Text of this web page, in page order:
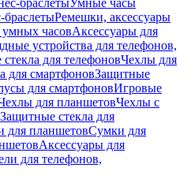
браслетыУмные часы
Ремешки, аксессуары
часовАксессуары для
устройства для телефонов,
для телефоновЧехлы для
для смартфоновЗащитные
для смартфоновИгровые
для планшетовЧехлы с
Защитные стекла для
для планшетовСумки для
Аксессуары для
для телефонов,